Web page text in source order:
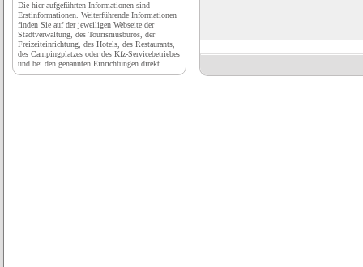
Die hier aufgeführten Informationen sind
Erstinformationen. Weiterführende Informationen
finden Sie auf der jeweiligen Webseite der
Stadtverwaltung, des Tourismusbüros, der
Freizeiteinrichtung, des Hotels, des Restaurants,
des Campingplatzes oder des Kfz-Servicebetriebes
und bei den genannten Einrichtungen direkt.